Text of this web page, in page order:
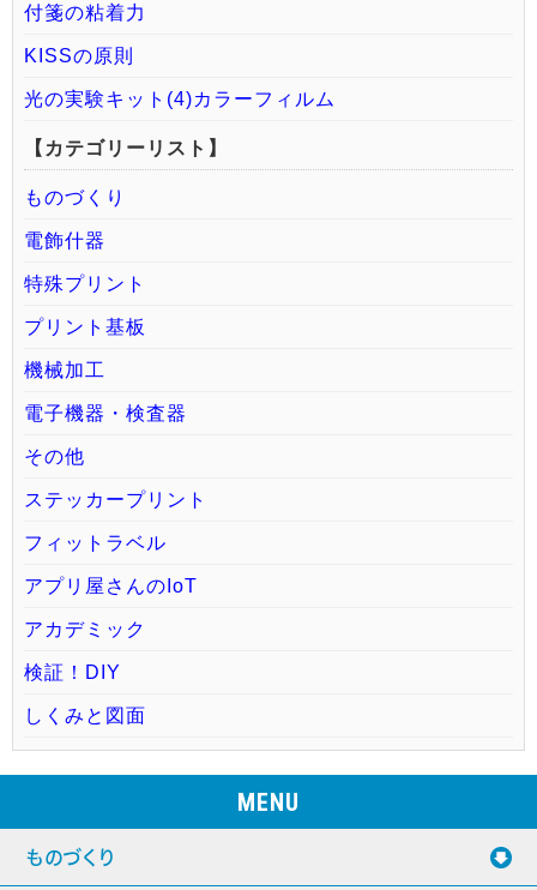
付箋の粘着力
KISSの原則
光の実験キット(4)カラーフィルム
【カテゴリーリスト】
ものづくり
電飾什器
特殊プリント
プリント基板
機械加工
電子機器・検査器
その他
ステッカープリント
フィットラベル
アプリ屋さんのIoT
アカデミック
検証！DIY
しくみと図面
MENU
ものづくり